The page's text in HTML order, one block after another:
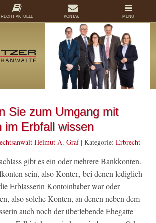
Sie zum Umgang mit
im Erbfall wissen
Helmut A. Graf| Kategorie:Erbrecht
gibt es ein oder mehrere Bankkonten.
sein, also Konten, bei denen lediglich
Erblasserin Kontoinhaber war oder
also solche Konten, an denen neben dem
auch noch der überlebende Ehegatte
RECHT AKTUELL KONTAKT MENÜ